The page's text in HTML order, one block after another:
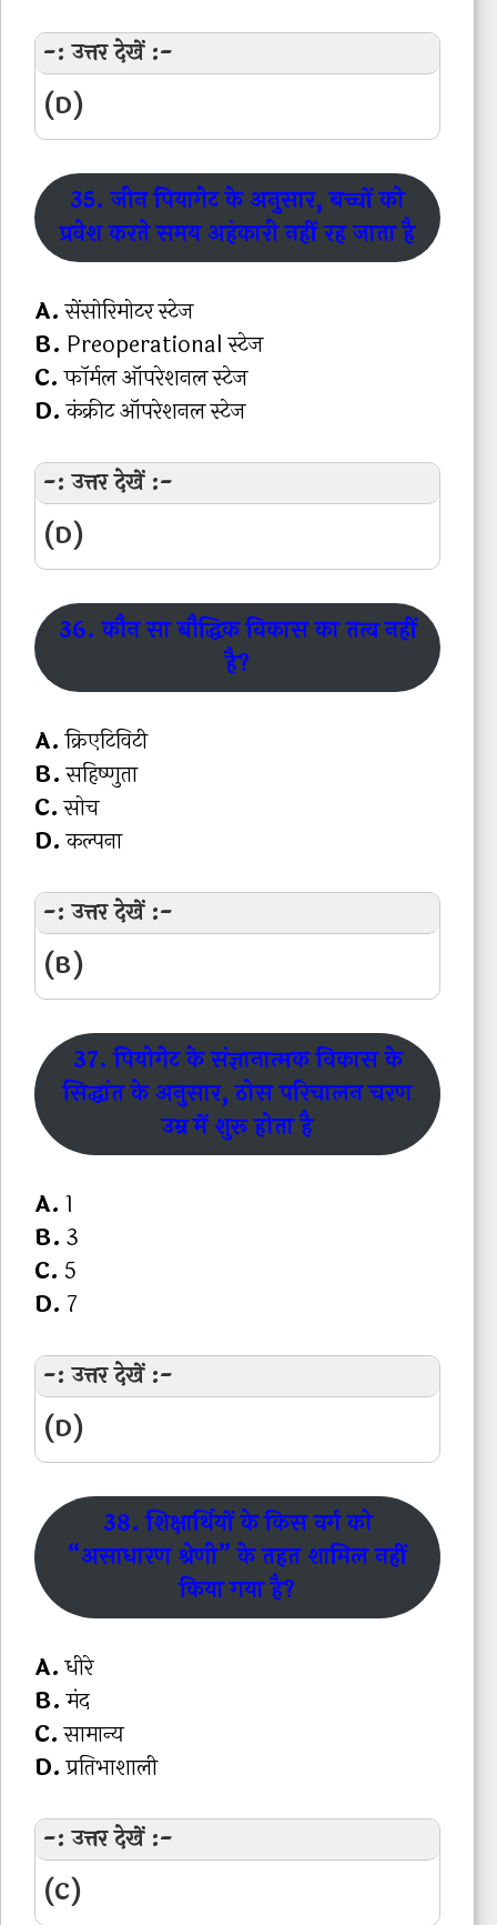
-: उत्तर देखें :-
(D)
35. जीन पियागेट के अनुसार, बच्चों को
प्रवेश करते समय अहंकारी नहीं रह जाता है
A.सेंसोरिमोटर स्टेज
B. Preoperational स्टेज
C.फॉर्मल ऑपरेशनल स्टेज
D.कंक्रीट ऑपरेशनल स्टेज
-: उत्तर देखें :-
(D)
36. कौन सा बौद्धिक विकास का तत्व नहीं
है?
A.क्रिएटिविटी
B.सहिष्णुता
C.सोच
D.कल्पना
-: उत्तर देखें :-
(B)
37. पियोगेट के संज्ञानात्मक विकास के
सिद्धांत के अनुसार, ठोस परिचालन चरण
उम्र में शुरू होता है
A. 1
B. 3
C. 5
D. 7
-: उत्तर देखें :-
(D)
38. शिक्षार्थियों के किस वर्ग को
“असाधारण श्रेणी” के तहत शामिल नहीं
किया गया है?
A.धीरे
B.मंद
C.सामान्य
D.प्रतिभाशाली
-: उत्तर देखें :-
(C)